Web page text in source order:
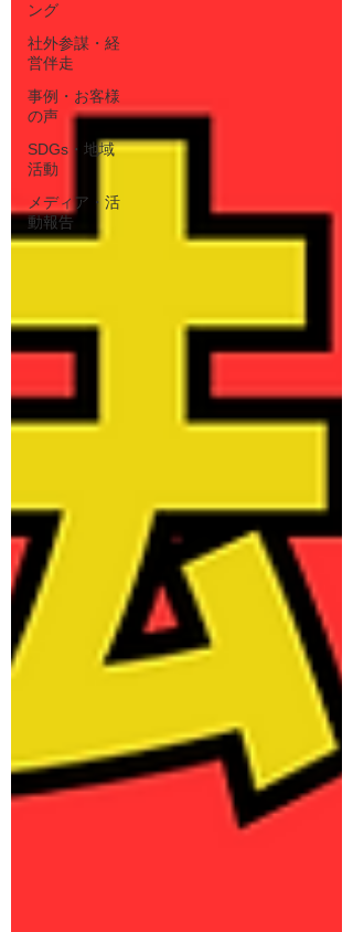
ング
社外参謀・経
営伴走
事例・お客様
の声
SDGs・地域
活動
メディア・活
動報告